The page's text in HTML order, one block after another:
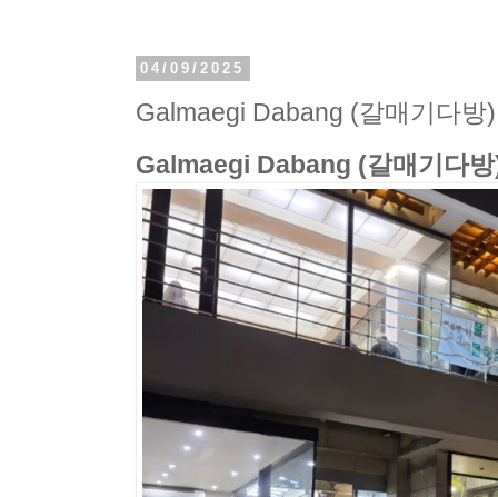
04/09/2025
Galmaegi Dabang (갈매기다방)
Galmaegi Dabang (갈매기다